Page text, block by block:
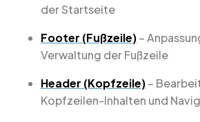
der Startseite
Footer (Fußzeile)–
Verwaltung der Fußzeile
Header (Kopfzeile)–
Kopfzeilen-Inhalten und